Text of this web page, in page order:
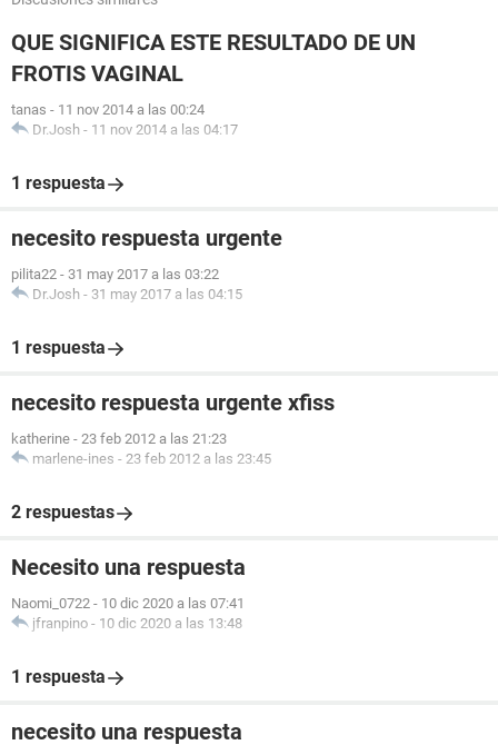
QUE SIGNIFICA ESTE RESULTADO DE UN
FROTIS VAGINAL
tanas - 11 nov 2014 a las 00:24
Dr.Josh - 11 nov 2014 a las 04:17
1 respuesta
necesito respuesta urgente
pilita22 - 31 may 2017 a las 03:22
Dr.Josh - 31 may 2017 a las 04:15
1 respuesta
necesito respuesta urgente xfiss
katherine - 23 feb 2012 a las 21:23
marlene-ines - 23 feb 2012 a las 23:45
2 respuestas
Necesito una respuesta
Naomi_0722 - 10 dic 2020 a las 07:41
jfranpino - 10 dic 2020 a las 13:48
1 respuesta
necesito una respuesta